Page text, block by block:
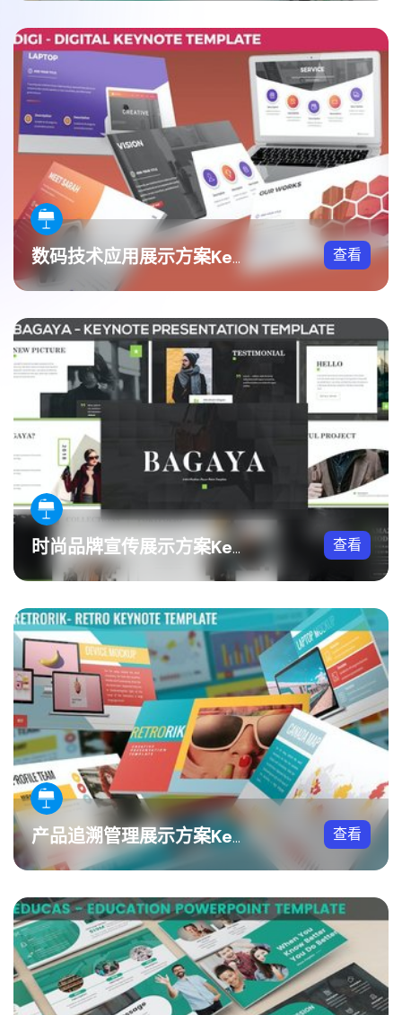
数码技术应用展示方案Keynote模板 查看
时尚品牌宣传展示方案Keynote模板 查看
产品追溯管理展示方案Keynote模板 查看